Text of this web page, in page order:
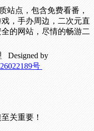
站点，包含免费看番，
，手办周边，二次元直
的网站，尽情的畅游二
Designed by
号
关重要！